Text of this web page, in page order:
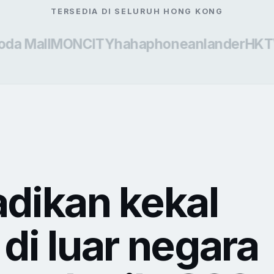
TERSEDIA DI SELURUH HONG KONG
MallMONCITYhahaphoneanlander
kekal
luar negara